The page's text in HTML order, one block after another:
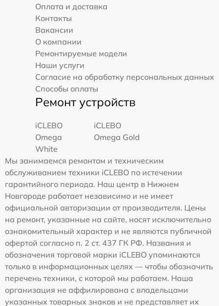
Оплата и доставка
Контакты
Вакансии
О компании
Ремонтируемые модели
Наши услуги
Согласие на обработку персональных данных
Способы оплаты
Ремонт устройств
iCLEBO
Omega
White
iCLEBO
Omega Gold
Мы занимаемся ремонтом и техническим
обслуживанием техники iCLEBO по истечении
гарантийного периода. Наш центр в Нижнем
Новгороде работает независимо и не имеет
официальной авторизации от производителя. Цены
на ремонт, указанные на сайте, носят исключительно
ознакомительный характер и не являются публичной
офертой согласно п. 2 ст. 437 ГК РФ. Названия и
обозначения торговой марки iCLEBO упоминаются
только в информационных целях — чтобы обозначить
перечень техники, с которой мы работаем. Наша
организация не аффилирована с владельцами
указанных товарных знаков и не представляет их